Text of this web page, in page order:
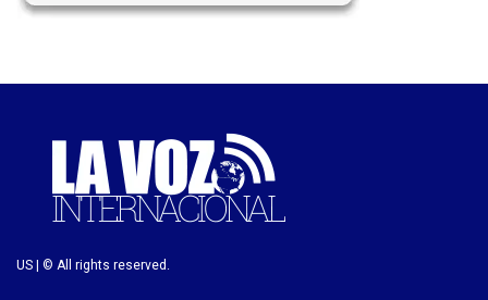
US | © All rights reserved.